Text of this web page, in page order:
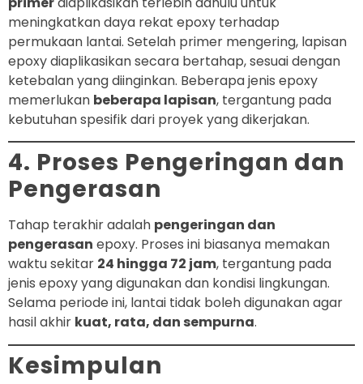
meningkatkan daya rekat epoxy terhadap
permukaan lantai. Setelah primer mengering, lapisan
epoxy diaplikasikan secara bertahap, sesuai dengan
ketebalan yang diinginkan. Beberapa jenis epoxy
memerlukan beberapa lapisan, tergantung pada
kebutuhan spesifik dari proyek yang dikerjakan.
4. Proses Pengeringan dan
Pengerasan
Tahap terakhir adalah pengeringan dan
pengerasan epoxy. Proses ini biasanya memakan
waktu sekitar 24 hingga 72 jam, tergantung pada
jenis epoxy yang digunakan dan kondisi lingkungan.
Selama periode ini, lantai tidak boleh digunakan agar
hasil akhir kuat, rata, dan sempurna.
Kesimpulan